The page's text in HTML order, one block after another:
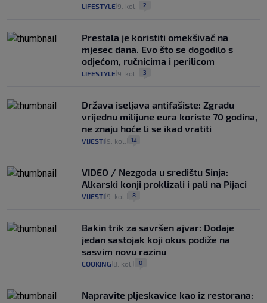
LIFESTYLE 9. kol. 2
Prestala je koristiti omekšivač na
mjesec dana. Evo što se dogodilo s
odjećom, ručnicima i perilicom
LIFESTYLE 9. kol. 3
Država iseljava antifašiste: Zgradu
vrijednu milijune eura koriste 70 godina,
ne znaju hoće li se ikad vratiti
VIJESTI 9. kol. 12
VIDEO / Nezgoda u središtu Sinja:
Alkarski konji proklizali i pali na Pijaci
VIJESTI 9. kol. 8
Bakin trik za savršen ajvar: Dodaje
jedan sastojak koji okus podiže na
sasvim novu razinu
COOKING 8. kol. 0
Napravite pljeskavice kao iz restorana: